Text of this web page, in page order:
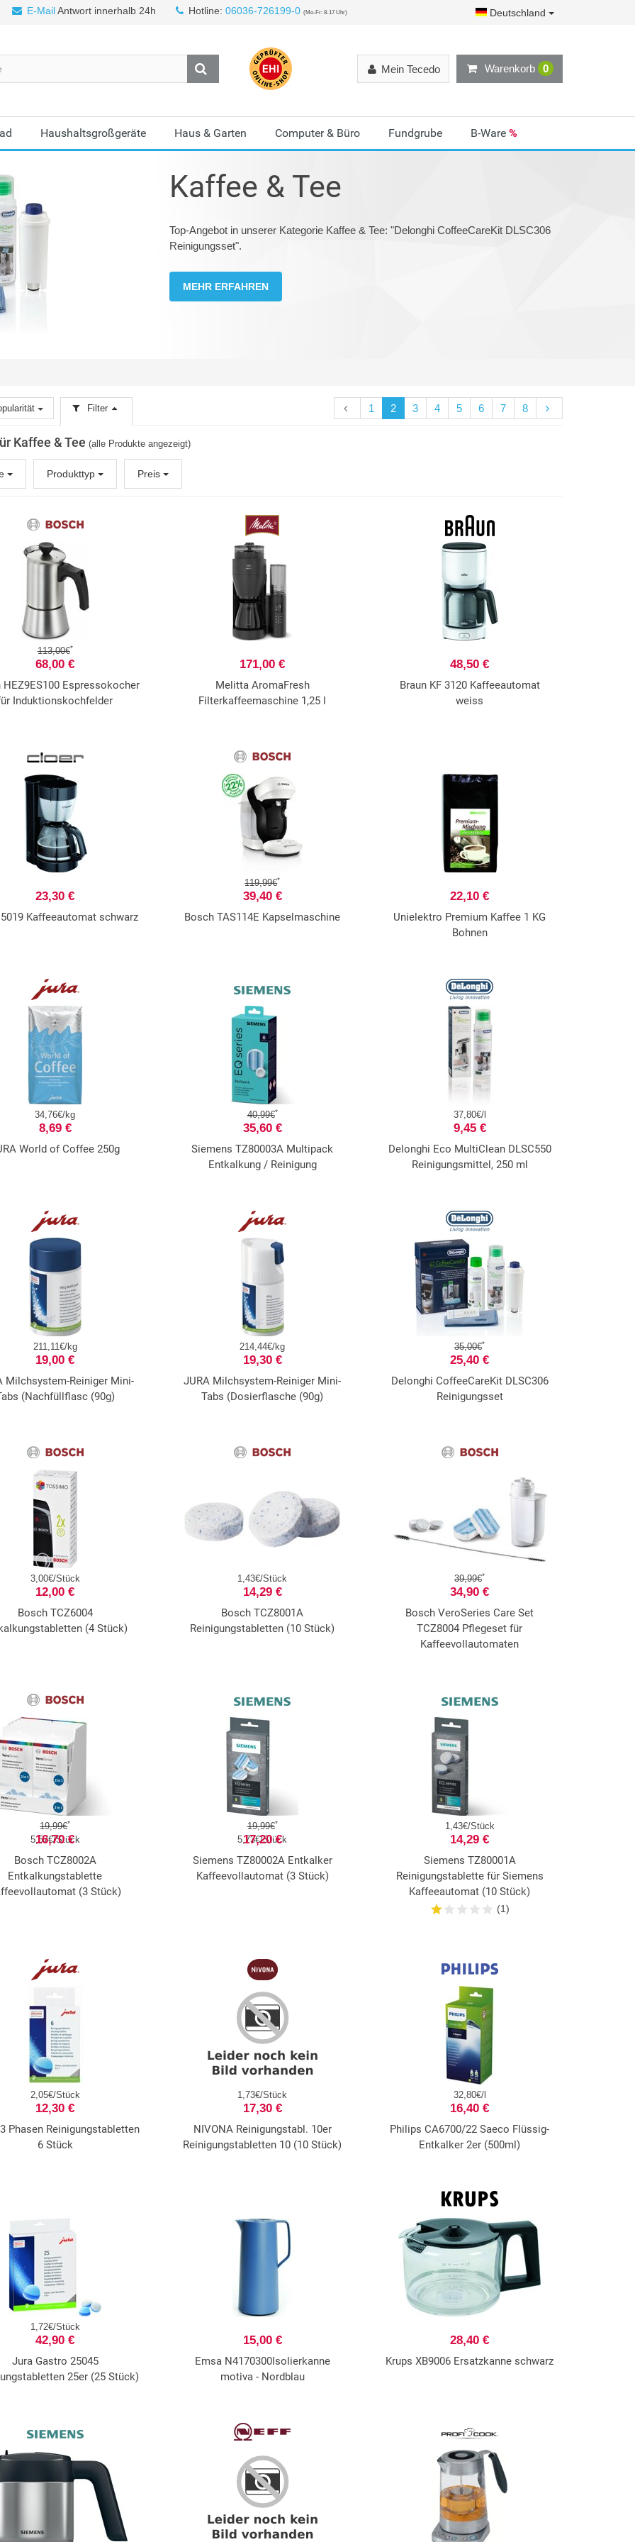
E-MailAntwort innerhalb 24h Hotline: 06036-726199-0 (Mo-Fr: 8-17 Uhr) Deutschland
Warenkorb 0
Mein Tecedo
Haushaltsgroßgeräte Haus & Garten Computer & Büro Fundgrube B-Ware %
Kaffee & Tee
Top-Angebot in unserer Kategorie Kaffee & Tee: "Delonghi CoffeeCareKit DLSC306
Reinigungsset".
MEHR ERFAHREN
1 2 3 4 5 6 7 8
Filter
Kaffee & Tee (alle Produkte angezeigt)
Produkttyp Preis
113,00€*
68,00 €
HEZ9ES100 Espressokocher
Induktionskochfelder
171,00 €
Melitta AromaFresh
Filterkaffeemaschine 1,25 l
48,50 €
Braun KF 3120 Kaffeeautomat
weiss
23,30 €
Kaffeeautomat schwarz
119,99€*
39,40 €
Bosch TAS114E Kapselmaschine
22,10 €
Unielektro Premium Kaffee 1 KG
Bohnen
34,76€/kg
8,69 €
World of Coffee 250g
40,99€*
35,60 €
Siemens TZ80003A Multipack
Entkalkung / Reinigung
37,80€/l
9,45 €
Delonghi Eco MultiClean DLSC550
Reinigungsmittel, 250 ml
211,11€/kg
19,00 €
Milchsystem-Reiniger Mini-
(Nachfüllflasc (90g)
214,44€/kg
19,30 €
JURA Milchsystem-Reiniger Mini-
Tabs (Dosierflasche (90g)
35,00€*
25,40 €
Delonghi CoffeeCareKit DLSC306
Reinigungsset
3,00€/Stück
12,00 €
Bosch TCZ6004
(4 Stück)
1,43€/Stück
14,29 €
Bosch TCZ8001A
Reinigungstabletten (10 Stück)
39,99€*
34,90 €
Bosch VeroSeries Care Set
TCZ8004 Pflegeset für
Kaffeevollautomaten
19,99€*
5,57€/Stück
16,70 €
Bosch TCZ8002A
Entkalkungstablette
(3 Stück)
19,99€*
5,73€/Stück
17,20 €
Siemens TZ80002A Entkalker
Kaffeevollautomat (3 Stück)
1,43€/Stück
14,29 €
Siemens TZ80001A
Reinigungstablette für Siemens
Kaffeeautomat (10 Stück)
(1)
2,05€/Stück
12,30 €
Phasen Reinigungstabletten
6 Stück
1,73€/Stück
17,30 €
NIVONA Reinigungstabl. 10er
Reinigungstabletten 10 (10 Stück)
32,80€/l
16,40 €
Philips CA6700/22 Saeco Flüssig-
Entkalker 2er (500ml)
1,72€/Stück
42,90 €
Jura Gastro 25045
25er (25 Stück)
15,00 €
Emsa N4170300Isolierkanne
motiva - Nordblau
28,40 €
Krups XB9006 Ersatzkanne schwarz